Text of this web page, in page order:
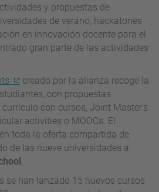
y propuestas de
de verano, hackatones
en innovación docente para el
gran parte de las actividades
creado por la alianza recoge la
con propuestas
con cursos, Joint Master’s
activities o MOOCs. El
toda la oferta compartida de
de las nueve universidades a
se han lanzado 15 nuevos cursos